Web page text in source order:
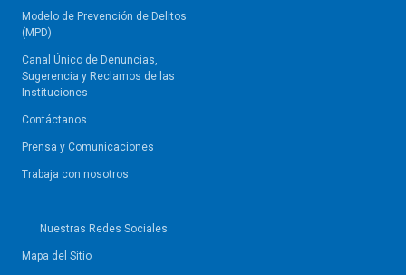
Modelo de Prevención de Delitos
(MPD)
Canal Único de Denuncias,
Sugerencia y Reclamos de las
Instituciones
Contáctanos
Prensa y Comunicaciones
Trabaja con nosotros
Nuestras Redes Sociales
Mapa del Sitio